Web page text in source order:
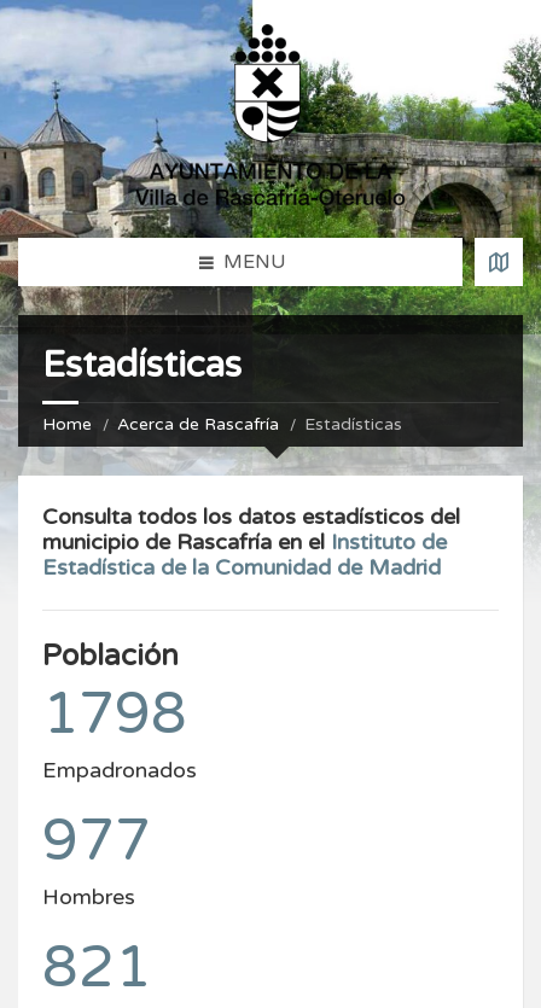
MENU
Estadísticas
Home Acerca de Rascafría Estadísticas
Consulta todos los datos estadísticos del
municipio de Rascafría en el Instituto de
Estadística de la Comunidad de Madrid
Población
1798
Empadronados
977
Hombres
821